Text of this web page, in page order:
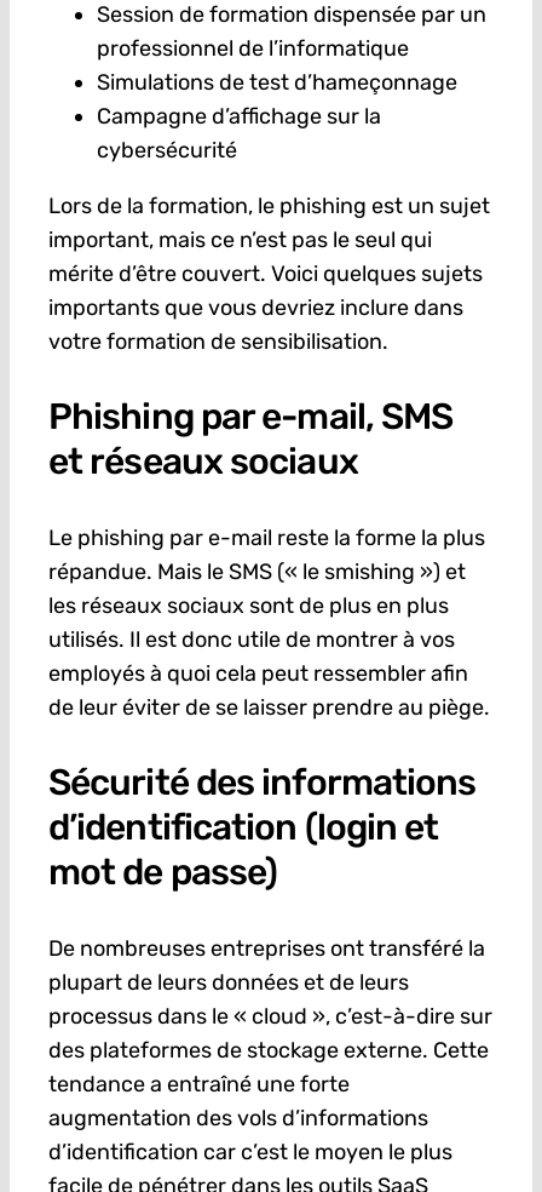
Session de formation dispensée par un
professionnel de l’informatique
Simulations de test d’hameçonnage
Campagne d’affichage sur la
cybersécurité
Lors de la formation, le phishing est un sujet
important, mais ce n’est pas le seul qui
mérite d’être couvert. Voici quelques sujets
importants que vous devriez inclure dans
votre formation de sensibilisation.
Phishing par e-mail, SMS
et réseaux sociaux
Le phishing par e-mail reste la forme la plus
répandue. Mais le SMS (« le smishing ») et
les réseaux sociaux sont de plus en plus
utilisés. Il est donc utile de montrer à vos
employés à quoi cela peut ressembler afin
de leur éviter de se laisser prendre au piège.
Sécurité des informations
d’identification (login et
mot de passe)
De nombreuses entreprises ont transféré la
plupart de leurs données et de leurs
processus dans le « cloud », c’est-à-dire sur
des plateformes de stockage externe. Cette
tendance a entraîné une forte
augmentation des vols d’informations
d’identification car c’est le moyen le plus
facile de pénétrer dans les outils SaaS